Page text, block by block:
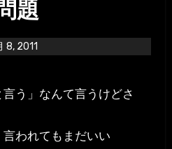
題
8, 2011
言う」なんて言うけどさ
われてもまだいい